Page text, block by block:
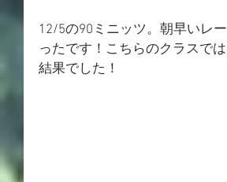
12/5の90ミニッツ。朝早いレ
ったです！こちらのクラスで
結果でした！